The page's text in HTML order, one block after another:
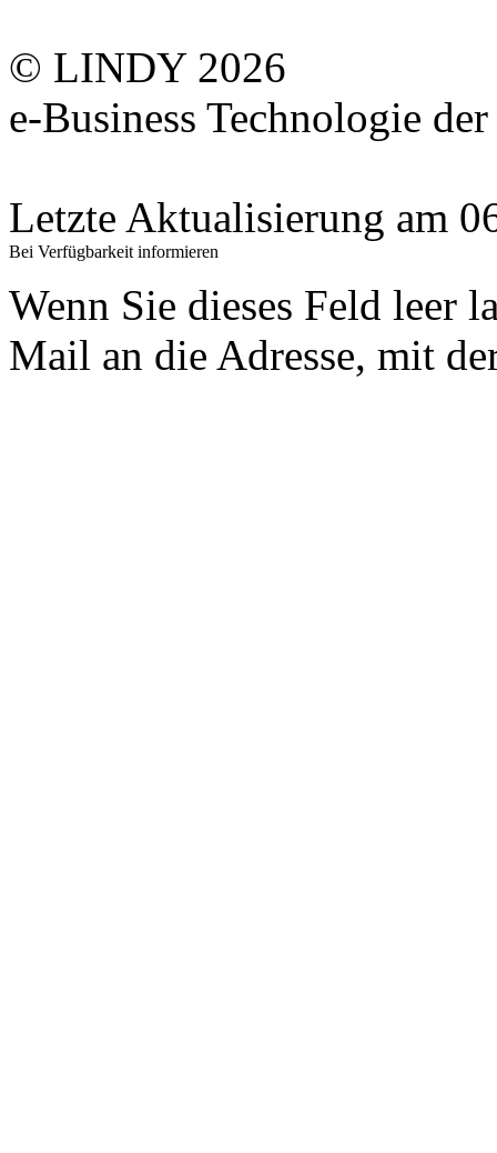
© LINDY 2026
e-Business Technologie
Letzte Aktualisierung am
Bei Verfügbarkeit informieren
Wenn Sie dieses Feld leer
Mail an die Adresse, mit